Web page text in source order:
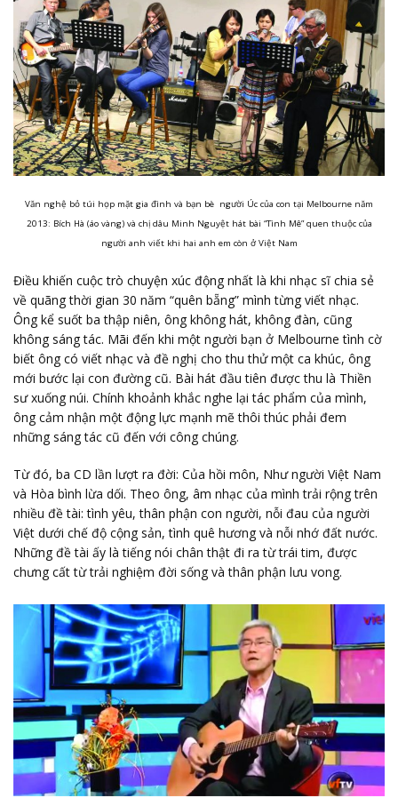
Văn nghệ bỏ túi họp mặt gia đình và bạn bè người Úc của con tại Melbourne năm
2013: Bích Hà (áo vàng) và chị dâu Minh Nguyệt hát bài “Tình Mê” quen thuộc của
người anh viết khi hai anh em còn ở Việt Nam
Điều khiến cuộc trò chuyện xúc động nhất là khi nhạc sĩ chia sẻ
về quãng thời gian 30 năm “quên bẵng” mình từng viết nhạc.
Ông kể suốt ba thập niên, ông không hát, không đàn, cũng
không sáng tác. Mãi đến khi một người bạn ở Melbourne tình cờ
biết ông có viết nhạc và đề nghị cho thu thử một ca khúc, ông
mới bước lại con đường cũ. Bài hát đầu tiên được thu là Thiền
sư xuống núi. Chính khoảnh khắc nghe lại tác phẩm của mình,
ông cảm nhận một động lực mạnh mẽ thôi thúc phải đem
những sáng tác cũ đến với công chúng.
Từ đó, ba CD lần lượt ra đời: Của hồi môn, Như người Việt Nam
và Hòa bình lừa dối. Theo ông, âm nhạc của mình trải rộng trên
nhiều đề tài: tình yêu, thân phận con người, nỗi đau của người
Việt dưới chế độ cộng sản, tình quê hương và nỗi nhớ đất nước.
Những đề tài ấy là tiếng nói chân thật đi ra từ trái tim, được
chưng cất từ trải nghiệm đời sống và thân phận lưu vong.